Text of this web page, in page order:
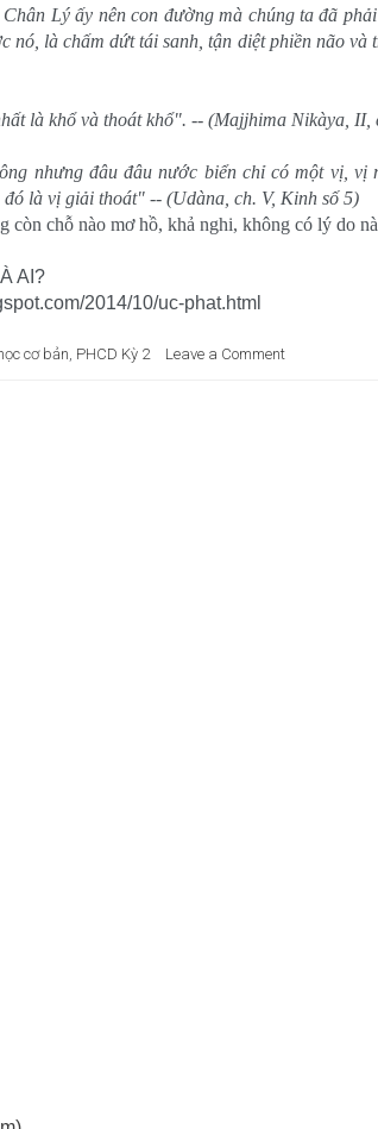
Lý ấy nên con đường mà chúng ta đã
nó, là chấm dứt tái sanh, tận diệt phiền não
là khổ và thoát khổ". -- (Majjhima Nikàya, II,
nhưng đâu đâu nước biển chỉ có một vị,
là vị giải thoát" -- (Udàna, ch. V, Kinh số 5)
còn chỗ nào mơ hồ, khả nghi, không có lý do
AI?
2014/10/uc-phat.html
cơ bản, PHCD Kỳ 2 Leave a Comment